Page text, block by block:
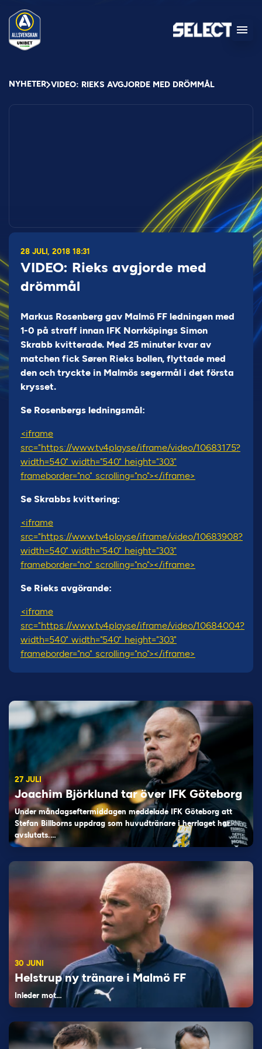
NYHETER VIDEO: RIEKS AVGJORDE MED DRÖMMÅL
28 JULI, 2018 18:31
VIDEO: Rieks avgjorde med
drömmål
Markus Rosenberg gav Malmö FF ledningen med
1-0 på straff innan IFK Norrköpings Simon
Skrabb kvitterade. Med 25 minuter kvar av
matchen fick Søren Rieks bollen, flyttade med
den och tryckte in Malmös segermål i det första
krysset.
Se Rosenbergs ledningsmål:
<iframe
src="https://www.tv4play.se/iframe/video/10683175?
width=540" width="540" height="303"
frameborder="no" scrolling="no"></iframe>
Se Skrabbs kvittering:
<iframe
src="https://www.tv4play.se/iframe/video/10683908?
width=540" width="540" height="303"
frameborder="no" scrolling="no"></iframe>
Se Rieks avgörande:
<iframe
src="https://www.tv4play.se/iframe/video/10684004?
width=540" width="540" height="303"
frameborder="no" scrolling="no"></iframe>
27 JULI
Joachim Björklund tar över IFK Göteborg
Under måndagseftermiddagen meddelade IFK Göteborg att
Stefan Billborns uppdrag som huvudtränare i herrlaget har
avslutats.…
30 JUNI
Helstrup ny tränare i Malmö FF
Inleder mot…